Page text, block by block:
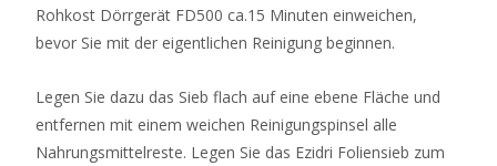
Rohkost Dörrgerät FD500 ca.15 Minuten einweichen,
bevor Sie mit der eigentlichen Reinigung beginnen.
Legen Sie dazu das Sieb flach auf eine ebene Fläche und
entfernen mit einem weichen Reinigungspinsel alle
Nahrungsmittelreste. Legen Sie das Ezidri Foliensieb zum